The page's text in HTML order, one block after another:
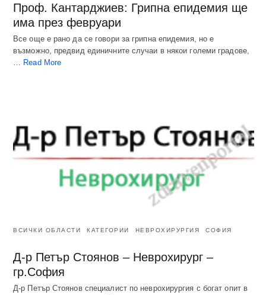
Проф. Кантарджиев: Грипна епидемия ще
има през февруари
Все още е рано да се говори за грипна епидемия, но е
възможно, предвид единичните случаи в някои големи градове,
Read More
ВСИЧКИ ОБЛАСТИ КАТЕГОРИИ НЕВРОХИРУРГИЯ СОФИЯ
Д-р Петър Стоянов – Неврохирург –
гр.София
Д-р Петър Стоянов специалист по неврохирургия с богат опит в